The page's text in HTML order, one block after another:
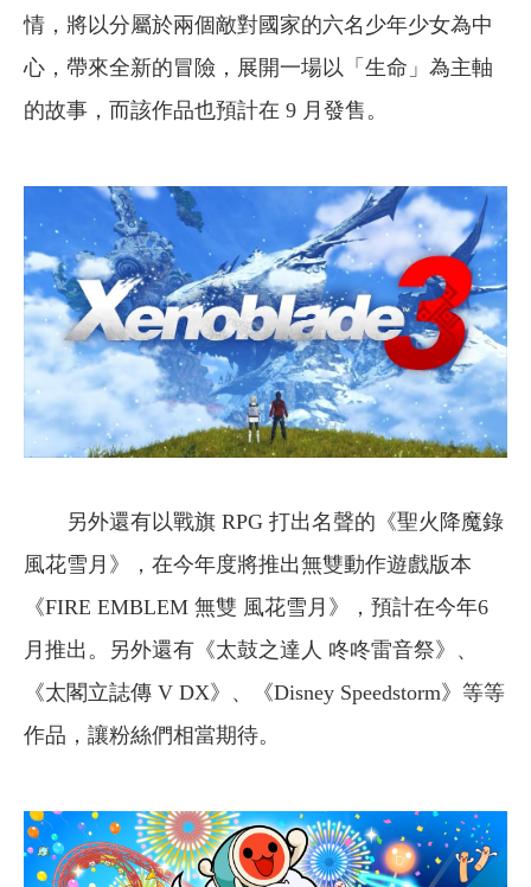
情，將以分屬於兩個敵對國家的六名少年少女為中
心，帶來全新的冒險，展開一場以「生命」為主軸
的故事，而該作品也預計在 9 月發售。
另外還有以戰旗 RPG 打出名聲的《聖火降魔錄
風花雪月》，在今年度將推出無雙動作遊戲版本
《FIRE EMBLEM 無雙 風花雪月》，預計在今年6
月推出。另外還有《太鼓之達人 咚咚雷音祭》、
《太閣立誌傳 V DX》、《Disney Speedstorm》等等
作品，讓粉絲們相當期待。